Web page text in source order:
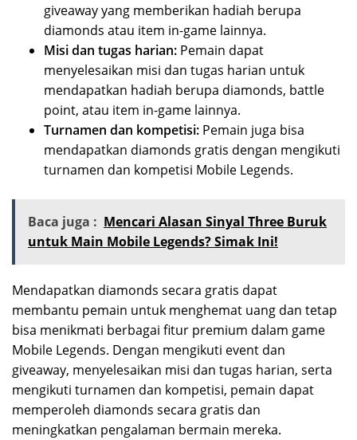
giveaway yang memberikan hadiah berupa
diamonds atau item in-game lainnya.
Misi dan tugas harian: Pemain dapat
menyelesaikan misi dan tugas harian untuk
mendapatkan hadiah berupa diamonds, battle
point, atau item in-game lainnya.
Turnamen dan kompetisi: Pemain juga bisa
mendapatkan diamonds gratis dengan mengikuti
turnamen dan kompetisi Mobile Legends.
Baca juga : Mencari Alasan Sinyal Three Buruk
untuk Main Mobile Legends? Simak Ini!
Mendapatkan diamonds secara gratis dapat
membantu pemain untuk menghemat uang dan tetap
bisa menikmati berbagai fitur premium dalam game
Mobile Legends. Dengan mengikuti event dan
giveaway, menyelesaikan misi dan tugas harian, serta
mengikuti turnamen dan kompetisi, pemain dapat
memperoleh diamonds secara gratis dan
meningkatkan pengalaman bermain mereka.